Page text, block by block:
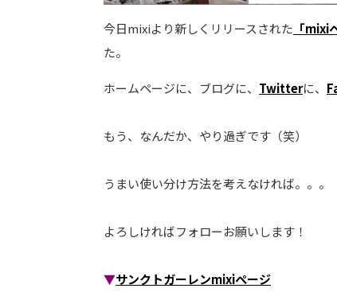
今日mixiより新しくリリースされた 「mixi
た。
ホームページに、ブログに、 Twitterに、
もう、なんだか、やり過ぎです（笑）
うまい使い分け方法を考えなければ。。。
よろしければフォローお願いします！
▼サンクトガーレンmixiページ